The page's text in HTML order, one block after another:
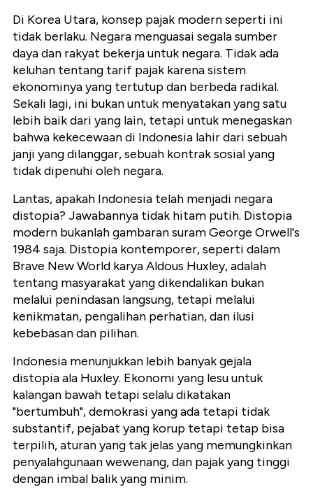
Di Korea Utara, konsep pajak modern seperti ini
tidak berlaku. Negara menguasai segala sumber
daya dan rakyat bekerja untuk negara. Tidak ada
keluhan tentang tarif pajak karena sistem
ekonominya yang tertutup dan berbeda radikal.
Sekali lagi, ini bukan untuk menyatakan yang satu
lebih baik dari yang lain, tetapi untuk menegaskan
bahwa kekecewaan di Indonesia lahir dari sebuah
janji yang dilanggar, sebuah kontrak sosial yang
tidak dipenuhi oleh negara.
Lantas, apakah Indonesia telah menjadi negara
distopia? Jawabannya tidak hitam putih. Distopia
modern bukanlah gambaran suram George Orwell's
1984 saja. Distopia kontemporer, seperti dalam
Brave New World karya Aldous Huxley, adalah
tentang masyarakat yang dikendalikan bukan
melalui penindasan langsung, tetapi melalui
kenikmatan, pengalihan perhatian, dan ilusi
kebebasan dan pilihan.
Indonesia menunjukkan lebih banyak gejala
distopia ala Huxley. Ekonomi yang lesu untuk
kalangan bawah tetapi selalu dikatakan
"bertumbuh", demokrasi yang ada tetapi tidak
substantif, pejabat yang korup tetapi tetap bisa
terpilih, aturan yang tak jelas yang memungkinkan
penyalahgunaan wewenang, dan pajak yang tinggi
dengan imbal balik yang minim.